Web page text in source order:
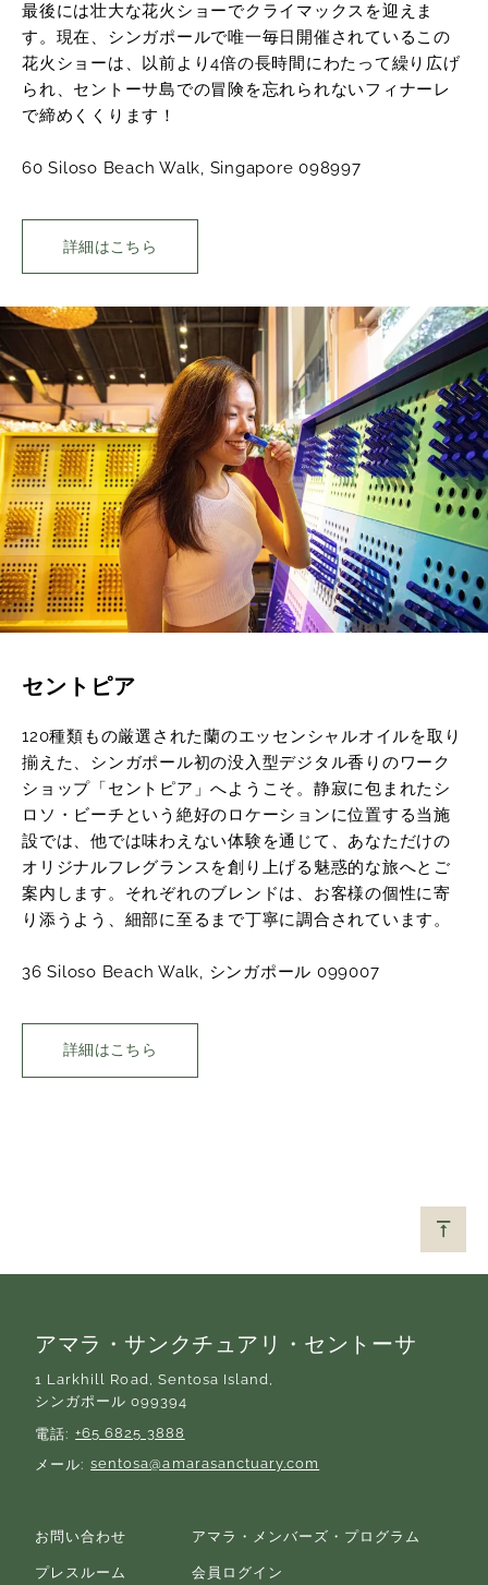
最後には壮大な花火ショーでクライマックスを迎えま
す。現在、シンガポールで唯一毎日開催されているこの
花火ショーは、以前より4倍の長時間にわたって繰り広げ
られ、セントーサ島での冒険を忘れられないフィナーレ
で締めくくります！
60 Siloso Beach Walk, Singapore 098997
詳細はこちら
セントピア
120種類もの厳選された蘭のエッセンシャルオイルを取り
揃えた、シンガポール初の没入型デジタル香りのワーク
ショップ「セントピア」へようこそ。静寂に包まれたシ
ロソ・ビーチという絶好のロケーションに位置する当施
設では、他では味わえない体験を通じて、あなただけの
オリジナルフレグランスを創り上げる魅惑的な旅へとご
案内します。それぞれのブレンドは、お客様の個性に寄
り添うよう、細部に至るまで丁寧に調合されています。
36 Siloso Beach Walk, シンガポール 099007
詳細はこちら
アマラ・サンクチュアリ・セントーサ
1 Larkhill Road, Sentosa Island,
シンガポール 099394
電話
+65 6825 3888
メール
sentosa@amarasanctuary.com
お問い合わせ
プレスルーム
アマラ・メンバーズ・プログラム
会員ログイン